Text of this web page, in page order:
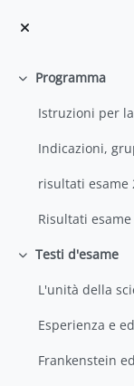
Collapse
Programma
Risultati
Collapse
Testi d'esame
Esperienza e
Frankenstein